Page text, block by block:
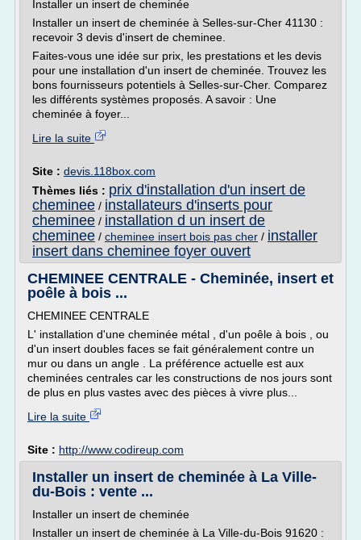
Installer un insert de cheminée
Installer un insert de cheminée à Selles-sur-Cher 41130 :
recevoir 3 devis d'insert de cheminee.
Faites-vous une idée sur prix, les prestations et les devis
pour une installation d'un insert de cheminée. Trouvez les
bons fournisseurs potentiels à Selles-sur-Cher. Comparez
les différents systèmes proposés. A savoir : Une
cheminée à foyer...
Lire la suite
Site : devis.118box.com
Thèmes liés : prix d'installation d'un insert de
cheminee / installateurs d'inserts pour
cheminee / installation d un insert de
cheminee / cheminee insert bois pas cher / installer
insert dans cheminee foyer ouvert
CHEMINEE CENTRALE - Cheminée, insert et
poêle à bois ...
CHEMINEE CENTRALE
L' installation d'une cheminée métal , d'un poêle à bois , ou
d'un insert doubles faces se fait généralement contre un
mur ou dans un angle . La préférence actuelle est aux
cheminées centrales car les constructions de nos jours sont
de plus en plus vastes avec des pièces à vivre plus...
Lire la suite
Site : http://www.codireup.com
Installer un insert de cheminée à La Ville-
du-Bois : vente ...
Installer un insert de cheminée
Installer un insert de cheminée à La Ville-du-Bois 91620 :